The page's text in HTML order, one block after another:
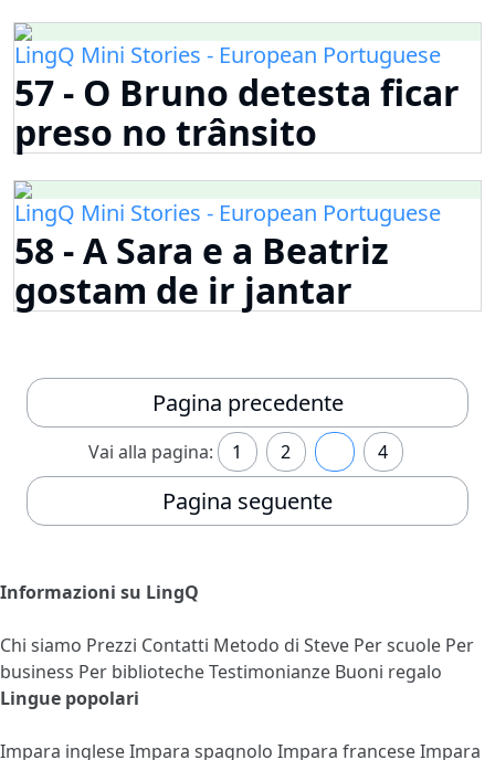
LingQ Mini Stories - European Portuguese
57 - O Bruno detesta ficar
preso no trânsito
LingQ Mini Stories - European Portuguese
58 - A Sara e a Beatriz
gostam de ir jantar
Pagina precedente
Vai alla pagina: 1 2 4
Pagina seguente
Informazioni su LingQ
Chi siamo Prezzi Contatti Metodo di Steve Per scuole Per
business Per bibliotecheTestimonianze Buoni regalo
Lingue popolari
Impara ingleseImpara spagnolo Impara franceseImpara